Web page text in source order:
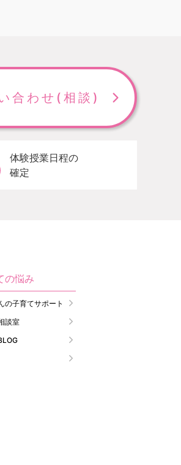
合わせ (相談)
体験授業日程の
確定
の悩み
の子育てサポート
談室